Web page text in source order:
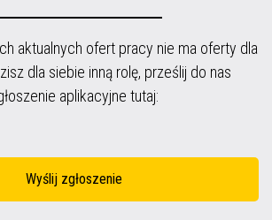
aktualnych ofert pracy nie ma oferty dla
dla siebie inną rolę, prześlij do nas
aplikacyjne tutaj:
Wyślij zgłoszenie